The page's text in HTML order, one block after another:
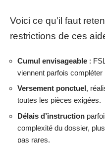
Voici ce qu’il faut
restrictions de ces
Cumul envisageable :
viennent parfois compléter
Versement ponctuel,
toutes les pièces exigées.
Délais d’instruction
complexité du dossier,
pas rares.